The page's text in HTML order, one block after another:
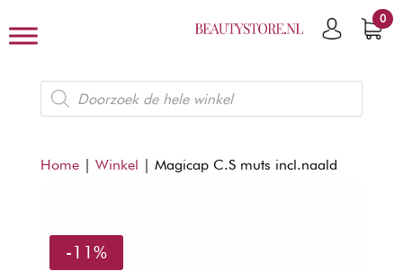
0
Producten
zoeken
Home| Winkel | Magicap C.S muts incl.naald
-11%